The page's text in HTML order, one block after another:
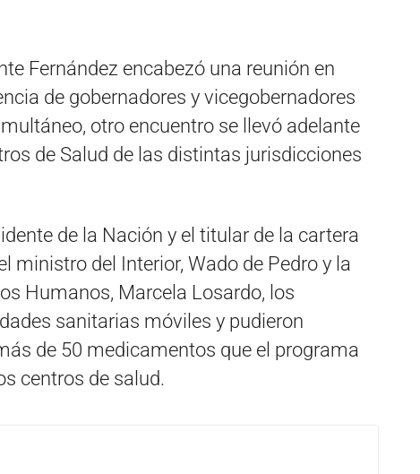
Fernández encabezó una reunión en
de gobernadores y vicegobernadores
otro encuentro se llevó adelante
de Salud de las distintas jurisdicciones
de la Nación y el titular de la cartera
ministro del Interior, Wado de Pedro y la
Humanos, Marcela Losardo, los
sanitarias móviles y pudieron
de 50 medicamentos que el programa
centros de salud.